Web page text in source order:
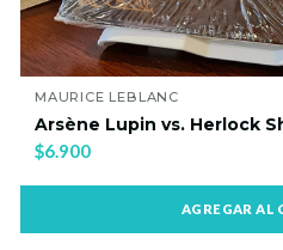
MAURICE LEBLANC
Arsène Lupin vs. Herlock
$6.900
AGREGAR AL